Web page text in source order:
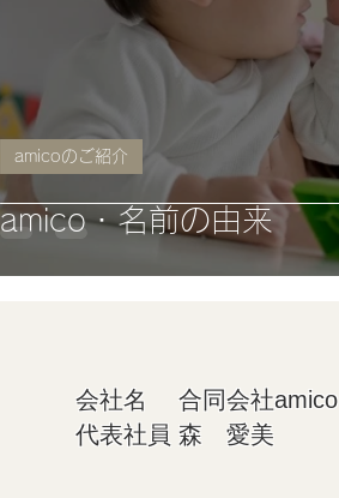
amico・名前の由来
amicoのご紹介
会社名 合同会社amico
代表社員 森 愛美